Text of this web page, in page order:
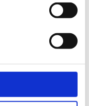
sig
vård